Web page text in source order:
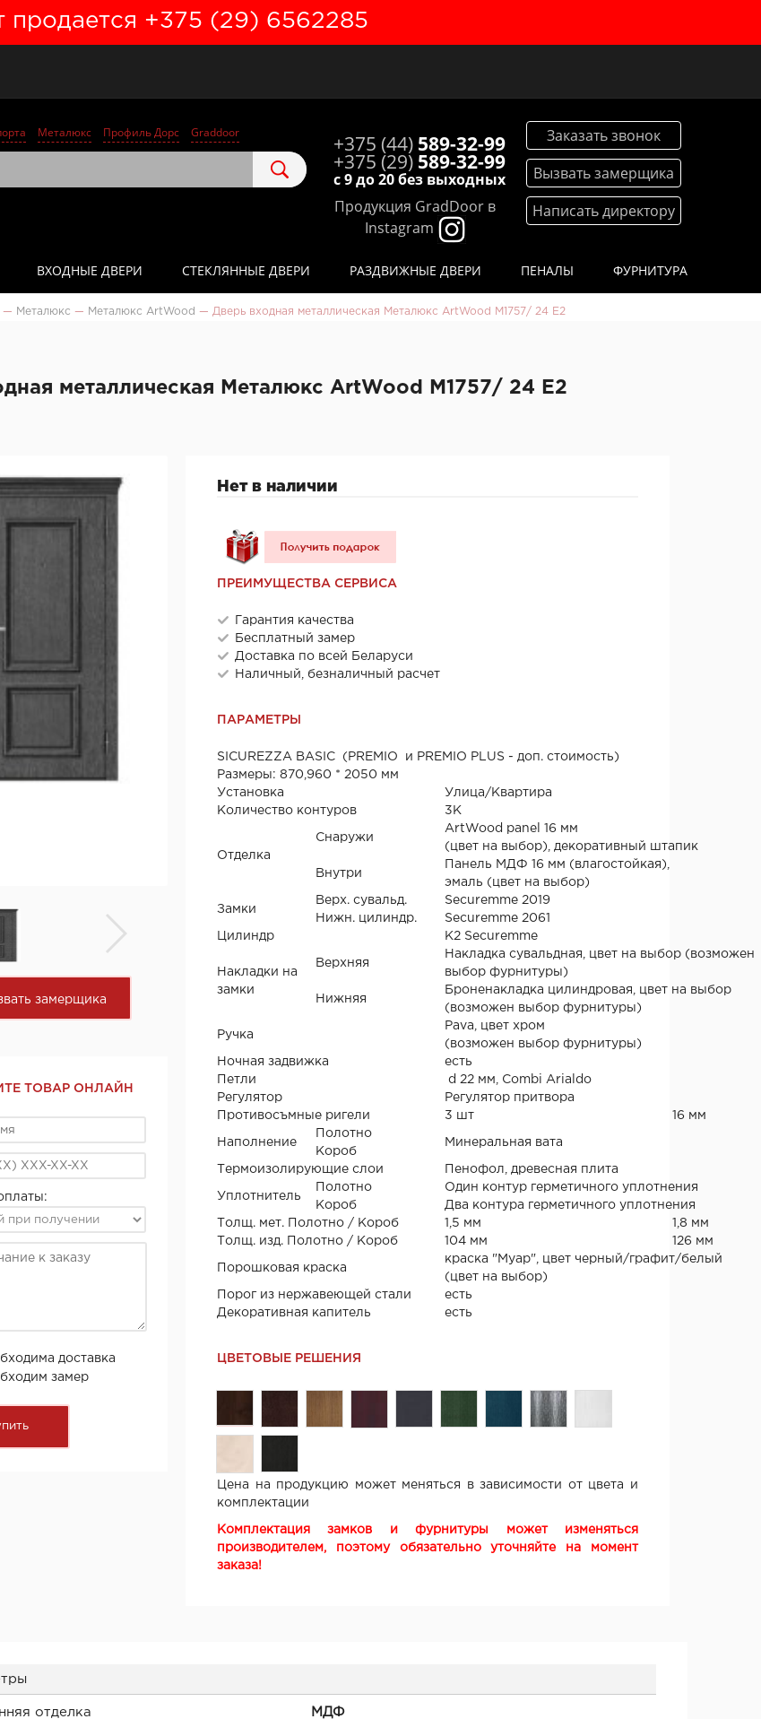
продается +375 (29) 6562285
Заказать звонок
Вызвать замерщика
Написать директору
+375 (44) 589-32-99
+375 (29) 589-32-99
с 9 до 20 без выходных
Продукция GradDoor в
Instagram
Металюкс Профиль Дорс Graddoor
ВХОДНЫЕ ДВЕРИ СТЕКЛЯННЫЕ ДВЕРИ РАЗДВИЖНЫЕ ДВЕРИ ПЕНАЛЫ ФУРНИТУРА
— Металюкс — Металюкс ArtWood — Дверь входная металлическая Металюкс ArtWood М1757/ 24 Е2
металлическая Металюкс ArtWood М1757/ 24 Е2
замерщика
ТОВАР ОНЛАЙН
доставка
замер
Нет в наличии
ПРЕИМУЩЕСТВА СЕРВИСА
Гарантия качества
Бесплатный замер
Доставка по всей Беларуси
Наличный, безналичный расчет
ПАРАМЕТРЫ
SICUREZZA BASIC (PREMIO и PREMIO PLUS - доп. стоимость)
Размеры: 870,960 * 2050 мм
Установка
Улица/Квартира
Количество контуров
3К
Отделка
Снаружи
ArtWood panel 16 мм
(цвет на выбор), декоративный штапик
Внутри
Панель МДФ 16 мм (влагостойкая),
эмаль (цвет на выбор)
Замки
Верх. сувальд.
Securemme 2019
Нижн. цилиндр.
Securemme 2061
Цилиндр
К2 Securemme
Накладки на
замки
Верхняя
Накладка сувальдная, цвет на выбор (возможен
выбор фурнитуры)
Нижняя
Броненакладка цилиндровая, цвет на выбор
(возможен выбор фурнитуры)
Ручка
Pava, цвет хром
(возможен выбор фурнитуры)
Ночная задвижка
есть
Петли
d 22 мм, Combi Arialdo
Регулятор
Регулятор притвора
Противосъмные ригели
3 шт 16 мм
Наполнение
Полотно
Минеральная вата
Короб
Термоизолирующие слои
Пенофол, древесная плита
Уплотнитель
Полотно
Один контур герметичного уплотнения
Короб
Два контура герметичного уплотнения
Толщ. мет. Полотно / Короб
1,5 мм
1,8 мм
Толщ. изд. Полотно / Короб
104 мм 126 мм
Порошковая краска
краска "Муар", цвет черный/графит/белый
(цвет на выбор)
Порог из нержавеющей стали
есть
Декоративная капитель
есть
ЦВЕТОВЫЕ РЕШЕНИЯ
Цена на продукцию может меняться в зависимости от цвета и
комплектации
Комплектация замков и фурнитуры может изменяться
производителем, поэтому обязательно уточняйте на момент
заказа!
отделка МДФ